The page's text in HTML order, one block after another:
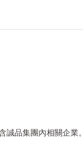
誠品集團內相關企業。